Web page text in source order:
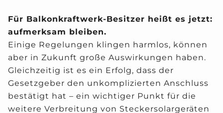
Für Balkonkraftwerk-Besitzer heißt es jetzt:
aufmerksam bleiben.
Einige Regelungen klingen harmlos, können
aber in Zukunft große Auswirkungen haben.
Gleichzeitig ist es ein Erfolg, dass der
Gesetzgeber den unkomplizierten Anschluss
bestätigt hat – ein wichtiger Punkt für die
weitere Verbreitung von Steckersolargeräten